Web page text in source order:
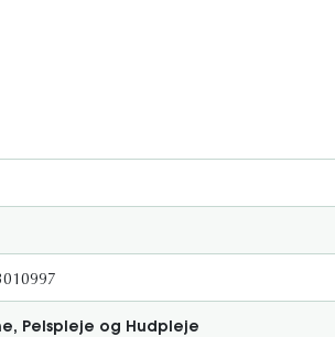
Pelspleje og Hudpleje